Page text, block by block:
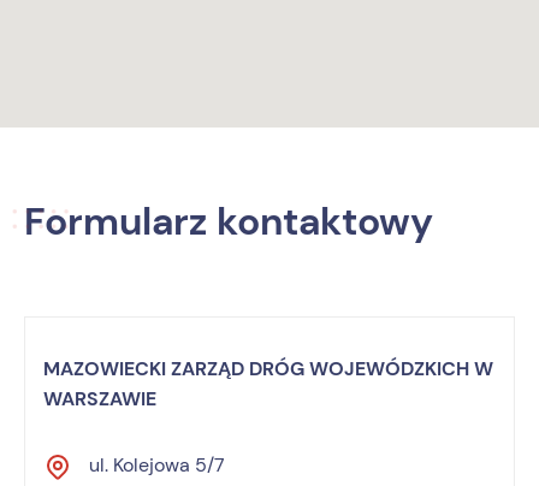
Formularz kontaktowy
MAZOWIECKI ZARZĄD DRÓG WOJEWÓDZKICH W
WARSZAWIE
ul. Kolejowa 5/7